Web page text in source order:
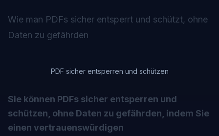
Wie man PDFs sicher entsperrt und schützt, ohne
Daten zu gefährden
PDF sicher entsperren und schützen
Sie können PDFs sicher entsperren und
schützen, ohne Daten zu gefährden, indem Sie
einen vertrauenswürdigen